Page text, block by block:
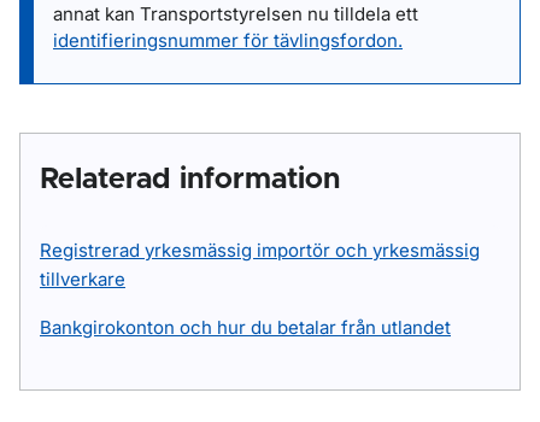
annat kan Transportstyrelsen nu tilldela ett
identifieringsnummer för tävlingsfordon.
Relaterad information
Registrerad yrkesmässig importör och yrkesmässig
tillverkare
Bankgirokonton och hur du betalar från utlandet